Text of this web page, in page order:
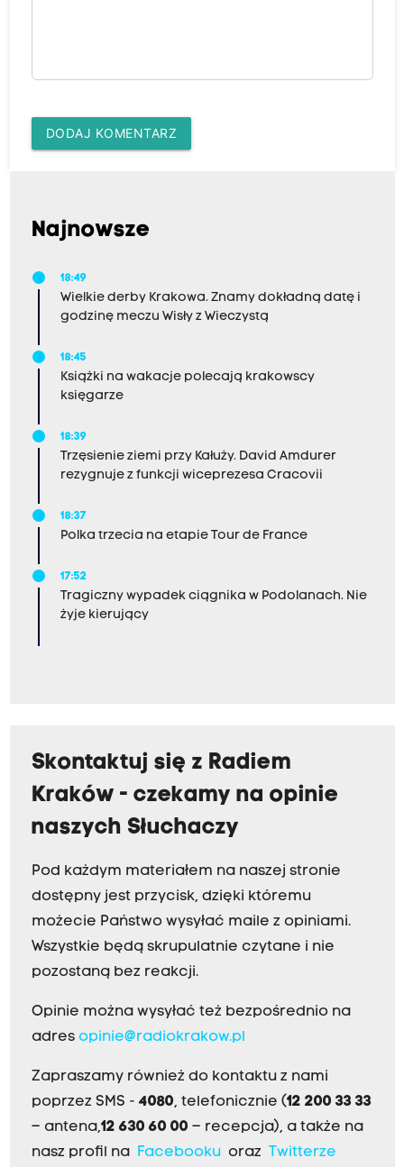
DODAJ KOMENTARZ
Najnowsze
18:49
Wielkie derby Krakowa. Znamy dokładną datę i
godzinę meczu Wisły z Wieczystą
18:45
Książki na wakacje polecają krakowscy
księgarze
18:39
Trzęsienie ziemi przy Kałuży. David Amdurer
rezygnuje z funkcji wiceprezesa Cracovii
18:37
Polka trzecia na etapie Tour de France
17:52
Tragiczny wypadek ciągnika w Podolanach. Nie
żyje kierujący
Skontaktuj się z Radiem
Kraków - czekamy na opinie
naszych Słuchaczy
Pod każdym materiałem na naszej stronie
dostępny jest przycisk, dzięki któremu
możecie Państwo wysyłać maile z opiniami.
Wszystkie będą skrupulatnie czytane i nie
pozostaną bez reakcji.
Opinie można wysyłać też bezpośrednio na
adres opinie@radiokrakow.pl
Zapraszamy również do kontaktu z nami
poprzez SMS - 4080, telefonicznie (12 200 33 33
– antena,12 630 60 00 – recepcja), a także na
nasz profil na
Facebookuoraz Twitterze